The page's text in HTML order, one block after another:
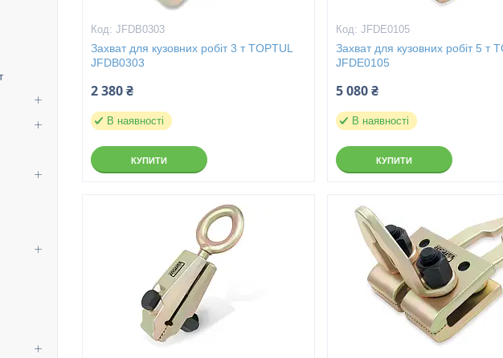
JFDB0303
Захват для кузовних робіт 3 т TOPTUL
JFDB0303
2 380 ₴
В наявності
КУПИТИ
JFDE0105
Захват для кузовних робіт 5 т
JFDE0105
5 080 ₴
В наявності
КУПИТИ